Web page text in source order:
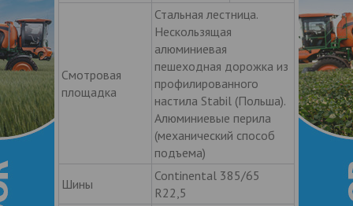
Смотровая
площадка
Стальная лестница.
Нескользящая
алюминиевая
пешеходная дорожка из
профилированного
настила Stabil (Польша).
Алюминиевые перила
(механический способ
подъема)
Шины
Continental 385/65
R22,5